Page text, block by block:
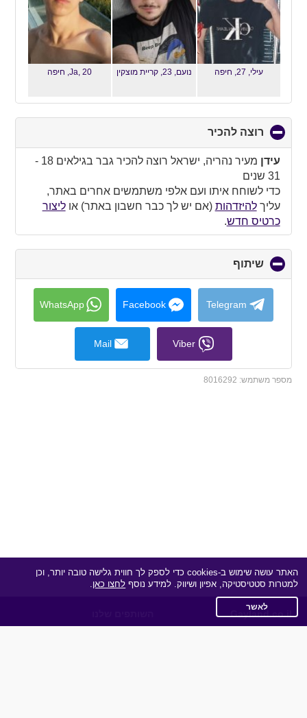
עילי, 27, חיפה נועם, 23, קריית מוצקין Ja, 20, חיפה
רוצה להכיר
to
collapse
עידן
מעיר נהריה, ישראל רוצה להכיר גבר בגילאים 18 -
31 שנים
כדי לשוחח איתו ועם אלפי משתמשים אחרים באתר,
עליךלהיזדהות (אם יש לך כבר חשבון באתר) אוליצור
כרטיס חדש.
שיתוף
to
collapse
contents
Telegram
Facebook
WhatsApp
Viber
Mail
מספר משתמש: 8016292
Gayland.co.il
האתר עושה שימוש ב-cookies כדי לספק לך חווית גלישה טובה יותר, וכן
למטרות סטטיסטיקה, אפיון ושיווק. למידע נוסף לחצו כאן.
לאשר